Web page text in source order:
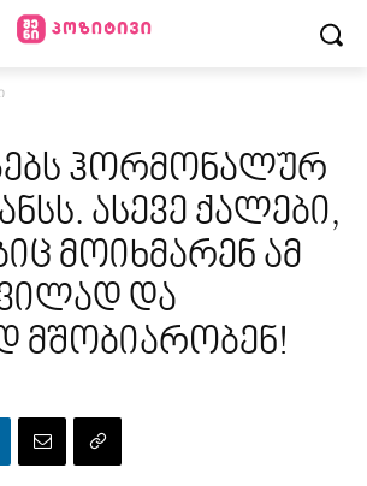
ჰორმონალურ
ასევე ქალები,
მოიხმარენ ამ
და
მშობიარობენ!